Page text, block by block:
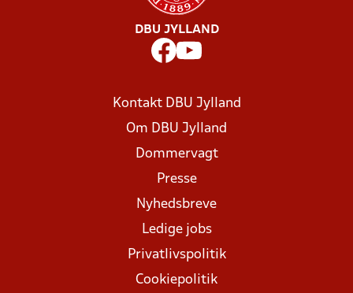
DBU JYLLAND
Kontakt DBU Jylland
Om DBU Jylland
Dommervagt
Presse
Nyhedsbreve
Ledige jobs
Privatlivspolitik
Cookiepolitik